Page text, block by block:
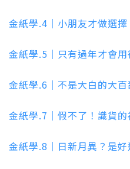
金紙學.4｜小朋友才做選
金紙學.5｜只有過年才會
金紙學.6｜不是大白的大百
金紙學.7｜假不了！識貨
金紙學.8｜日新月異？是好